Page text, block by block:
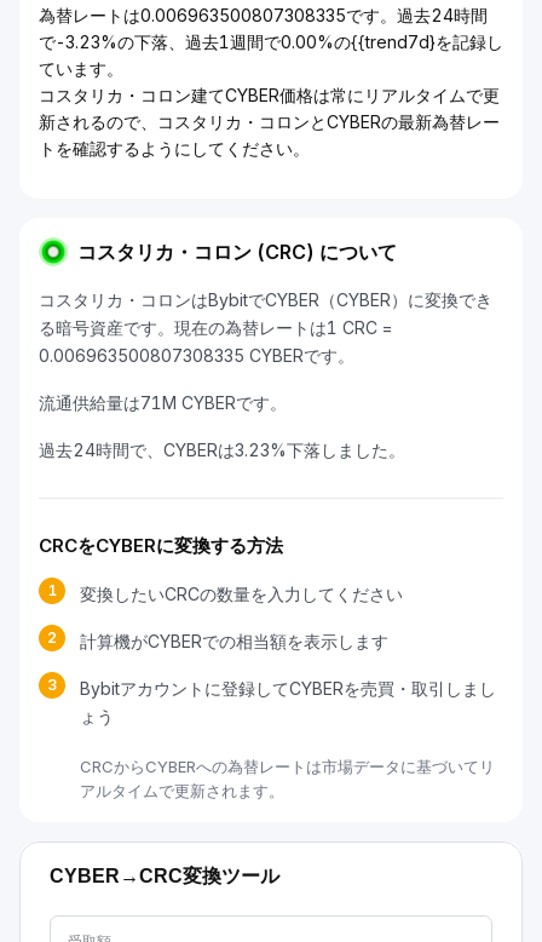
為替レートは0.006963500807308335です。過去24時間
で-3.23%の下落、過去1週間で0.00%の{{trend7d}を記録し
ています。
コスタリカ・コロン建てCYBER価格は常にリアルタイムで更
新されるので、コスタリカ・コロンとCYBERの最新為替レー
トを確認するようにしてください。
コスタリカ・コロン (CRC) について
コスタリカ・コロンはBybitでCYBER（CYBER）に変換でき
る暗号資産です。現在の為替レートは1 CRC =
0.006963500807308335 CYBERです。
流通供給量は71M CYBERです。
過去24時間で、CYBERは3.23%下落しました。
CRCをCYBERに変換する方法
1 変換したいCRCの数量を入力してください
2 計算機がCYBERでの相当額を表示します
3
Bybitアカウントに登録してCYBERを売買・取引しまし
ょう
CRCからCYBERへの為替レートは市場データに基づいてリ
アルタイムで更新されます。
CYBER→CRC変換ツール